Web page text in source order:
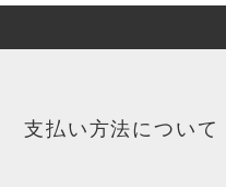
支払い方法について